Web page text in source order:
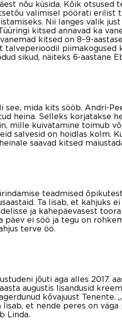
nõu küsida. Kõik
valimisel pöörati
Nii langes valik
kitsed annavad ka
kitsed on 8–9-
talveperioodil
sikud, näiteks 6-aastane
mida kits sööb. Andri-
heina. Selleks korjatakse
mille kuivatamine toimub
salvesid on hoidlas kolm.
saavad kitsed
teadmised
Ta lisab, et kahjuks
ja kahepäevasest
päev ei söö ja tegu on
terve öö.
jõuti aga alles 2017.
augustis lisandusid
kõvajuust Tenente.
et nende peres on
Linda.